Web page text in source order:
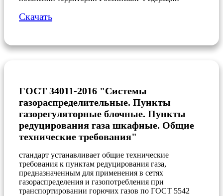
Скачать
ГОСТ 34011-2016 "Системы
газораспределительные. Пункты
газорегуляторные блочные. Пункты
редуцирования газа шкафные. Общие
технические требования"
стандарт устанавливает общие технические
требования к пунктам редуцирования газа,
предназначенным для применения в сетях
газораспределения и газопотребления при
транспортировании горючих газов по ГОСТ 5542